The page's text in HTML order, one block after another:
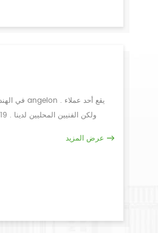
وفقًا لطلب العميل , وأجرى
عرض المزيد